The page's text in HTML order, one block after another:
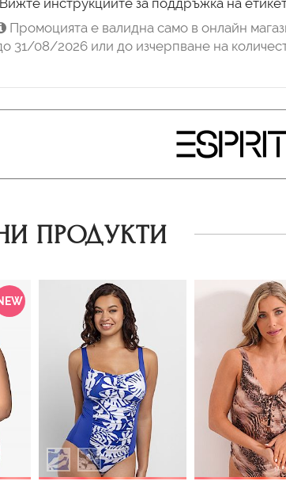
Промоцията е валидна само в онлайн
31/08/2026 или до изчерпване на
ПРОДУКТИ